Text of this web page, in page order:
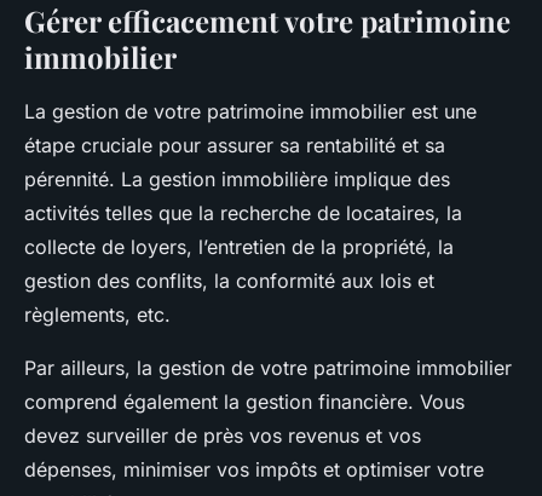
Gérer efficacement votre patrimoine
immobilier
La gestion de votre patrimoine immobilier est une
étape cruciale pour assurer sa rentabilité et sa
pérennité. La gestion immobilière implique des
activités telles que la recherche de locataires, la
collecte de loyers, l’entretien de la propriété, la
gestion des conflits, la conformité aux lois et
règlements, etc.
Par ailleurs, la gestion de votre patrimoine immobilier
comprend également la gestion financière. Vous
devez surveiller de près vos revenus et vos
dépenses, minimiser vos impôts et optimiser votre